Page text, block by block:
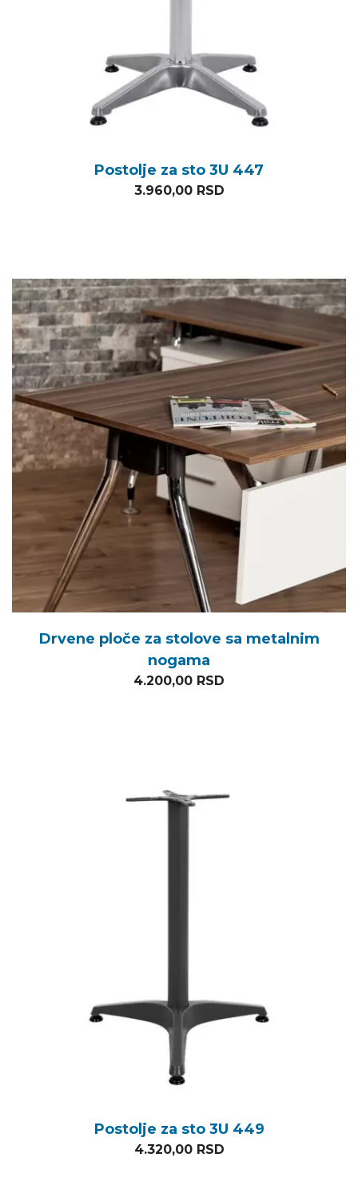
Postolje za sto 3U 447
3.960,00 RSD
Drvene ploče za stolove sa metalnim
nogama
4.200,00 RSD
Postolje za sto 3U 449
4.320,00 RSD